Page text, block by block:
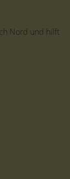
Nord und hilft